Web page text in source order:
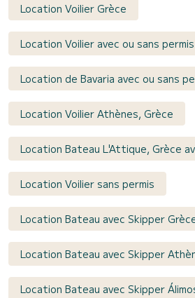
Location Voilier Grèce
Location Voilier avec ou sans permis
Location de Bavaria avec ou sans
Location Voilier Athènes, Grèce
Location Bateau L'Attique, Grèce
Location Voilier sans permis
Location Bateau avec Skipper
Location Bateau avec Skipper
Location Bateau avec Skipper